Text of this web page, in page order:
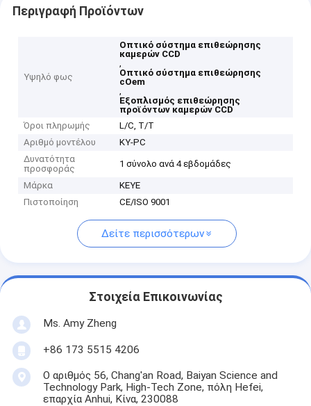
Περιγραφή Προϊόντων
Υψηλό φως
Οπτικό σύστημα επιθεώρησης
καμερών CCD
,
Οπτικό σύστημα επιθεώρησης
cOem
,
Εξοπλισμός επιθεώρησης
προϊόντων καμερών CCD
Όροι πληρωμής
L/C, T/T
Αριθμό μοντέλου
ΚΥ-PC
Δυνατότητα
προσφοράς
1 σύνολο ανά 4 εβδομάδες
Μάρκα
KEYE
Πιστοποίηση
CE/ISO 9001
Δείτε περισσότερων
Στοιχεία Επικοινωνίας
Ms. Amy Zheng
+86 173 5515 4206
Ο αριθμός 56, Chang'an Road, Baiyan Science and
Technology Park, High-Tech Zone, πόλη Hefei,
επαρχία Anhui, Κίνα, 230088